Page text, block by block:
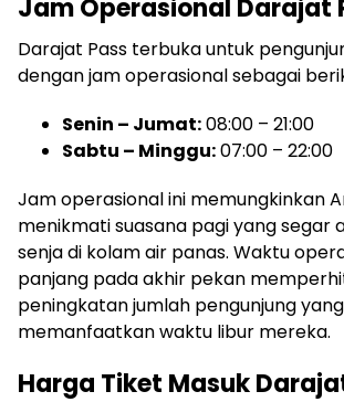
Jam Operasional Darajat
Darajat Pass terbuka untuk
dengan jam operasional sebagai
Senin – Jumat:08:00 – 21:00
Sabtu – Minggu:07:00 – 22:00
Jam operasional ini memungkinkan
menikmati suasana pagi yang segar
senja di kolam air panas. Waktu
panjang pada akhir pekan
peningkatan jumlah pengunjung
memanfaatkan waktu libur mereka.
Harga Tiket Masuk